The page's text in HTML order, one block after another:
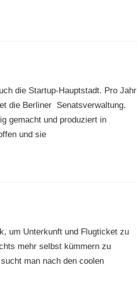
die Startup-Hauptstadt. Pro Jahr
die Berliner Senatsverwaltung.
gemacht und produziert in
und sie
um Unterkunft und Flugticket zu
mehr selbst kümmern zu
man nach den coolen